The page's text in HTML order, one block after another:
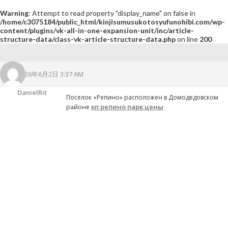
Warning: Attempt to read property "display_name" on false in
/home/c3075184/public_html/kinjisumusukotosyufunohibi.com/wp-
content/plugins/vk-all-in-one-expansion-unit/inc/article-
structure-data/class-vk-article-structure-data.phpon line 200
2026年6月2日 3:37 AM
DanielRit
Поселок «Репино» расположен в Домодедовском
районе кп репино парк цены